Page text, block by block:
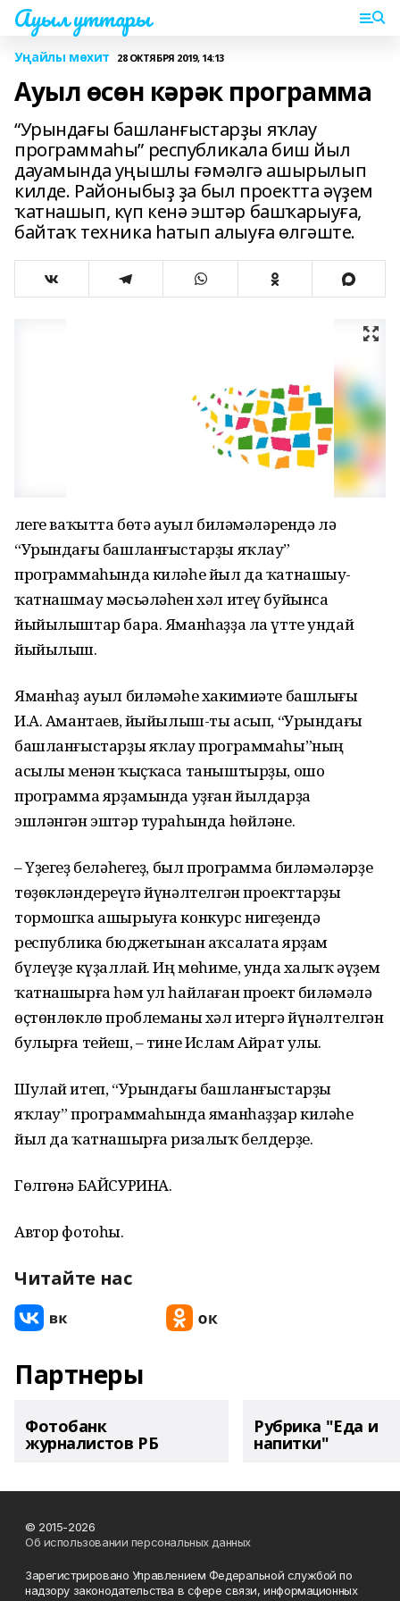
Ауыл уттары
Уңайлы мөхит 28 ОКТЯБРЯ 2019, 14:13
Ауыл өсөн кәрәк программа
“Урындағы башланғыстарҙы яҡлау
программаһы” республикала биш йыл
дауамында уңышлы ғәмәлгә ашырылып
килде. Районыбыҙ ҙа был проектта әүҙем
ҡатнашып, күп кенә эштәр башҡарыуға,
байтаҡ техника һатып алыуға өлгәште.
Әлеге ваҡытта бөтә ауыл биләмәләрендә лә
“Урындағы башланғыстарҙы яҡлау”
программаһында киләһе йыл да ҡатнашыу-
ҡатнашмау мәсьәләһен хәл итеү буйынса
йыйылыштар бара. Яманһаҙҙа ла үтте ундай
йыйылыш.
Яманһаҙ ауыл биләмәһе хакимиәте башлығы
И.А. Амантаев, йыйылыш-ты асып, “Урындағы
башланғыстарҙы яҡлау программаһы”ның
асылы менән ҡыҫҡаса таныштырҙы, ошо
программа ярҙамында уҙған йылдарҙа
эшләнгән эштәр тураһында һөйләне.
– Үҙегеҙ беләһегеҙ, был программа биләмәләрҙе
төҙөкләндереүгә йүнәлтелгән проекттарҙы
тормошҡа ашырыуға конкурс нигеҙендә
республика бюджетынан аҡсалата ярҙам
бүлеүҙе күҙаллай. Иң мөһиме, унда халыҡ әүҙем
ҡатнашырға һәм ул һайлаған проект биләмәлә
өҫтөнлөклө проблеманы хәл итергә йүнәлтелгән
булырға тейеш, – тине Ислам Айрат улы.
Шулай итеп, “Урындағы башланғыстарҙы
яҡлау” программаһында яманһаҙҙар киләһе
йыл да ҡатнашырға ризалыҡ белдерҙе.
Гөлгөнә БАЙСУРИНА.
Автор фотоһы.
Читайте нас
Партнеры
Фотобанк
журналистов РБ
Рубрика "Еда и
напитки"
© 2015-2026
Об использовании персональных данных
Зарегистрировано Управлением Федеральной службой по
надзору законодательства в сфере связи, информационных